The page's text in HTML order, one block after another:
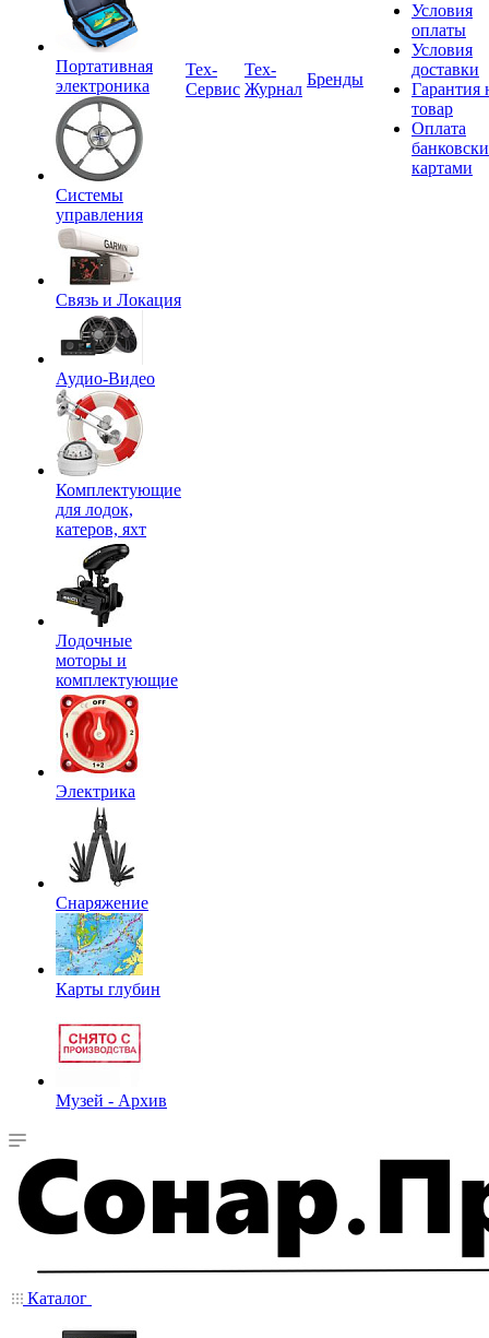
Портативная
электроника
Системы
управления
Связь и Локация
Аудио-Видео
Комплектующие
для лодок,
катеров, яхт
Лодочные
моторы и
комплектующие
Электрика
Снаряжение
Карты глубин
Музей - Архив
Tex-
Сервис
Тех-
Журнал
Бренды
Условия
оплаты
Условия
доставки
Гарантия
товар
Оплата
картами
Каталог